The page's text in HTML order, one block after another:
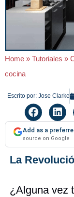
Home » Tutoriales »
cocina
Escrito por: Jose Clarke
Add as a
source on Google
La
¿Alguna vez